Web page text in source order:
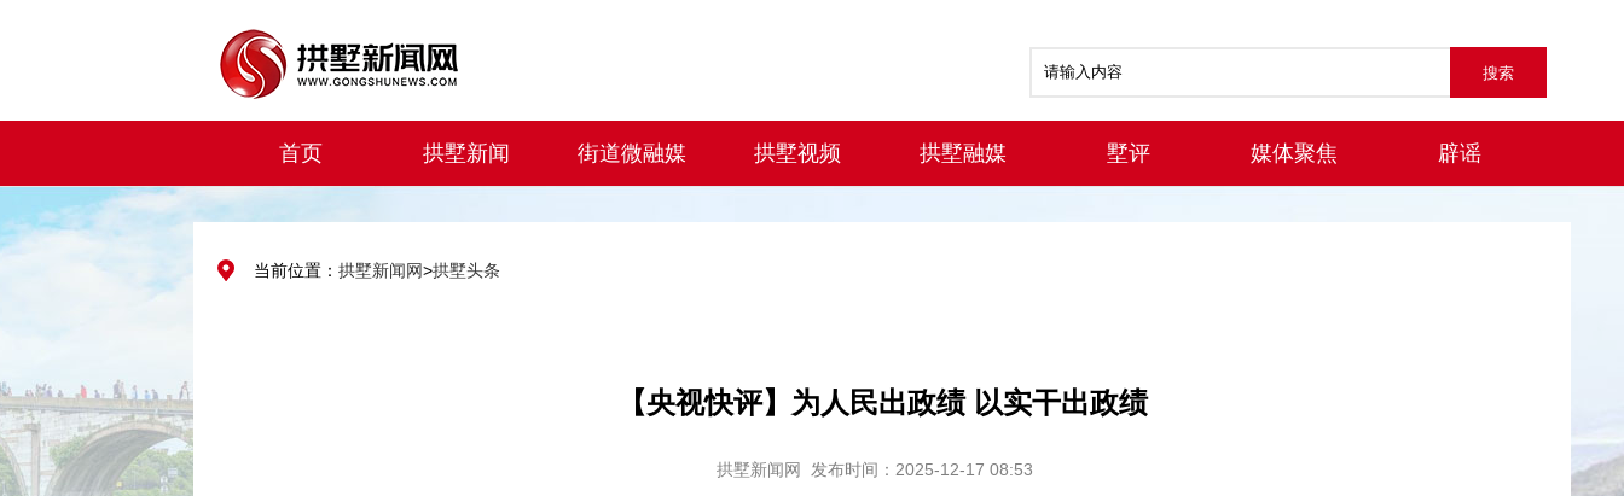
首页 拱墅新闻 街道微融媒 拱墅视频 拱墅融媒 墅评 媒体聚焦 辟谣
当前位置： 拱墅新闻网>拱墅头条
【央视快评】为人民出政绩 以实干出政绩
拱墅新闻网 发布时间：2025-12-17 08:53